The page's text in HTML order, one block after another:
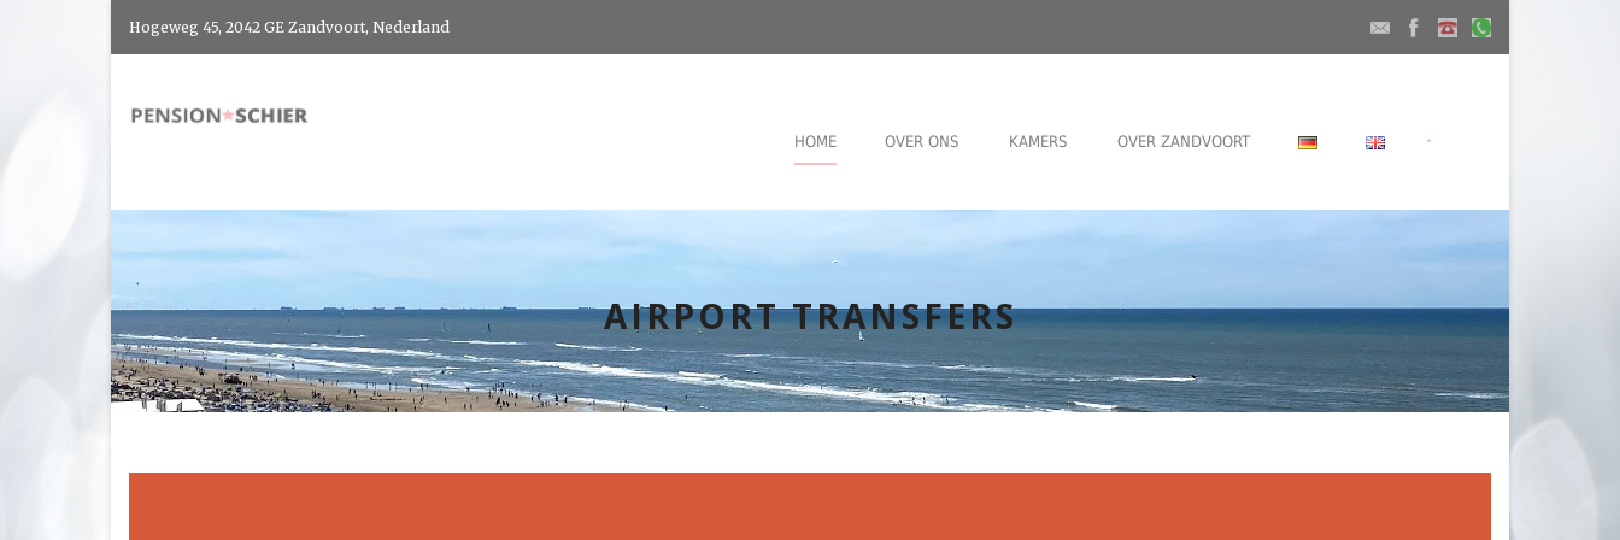
Hogeweg 45, 2042 GE Zandvoort, Nederland
HOME OVER ONS KAMERS OVER ZANDVOORT •
AIRPORT TRANSFERS